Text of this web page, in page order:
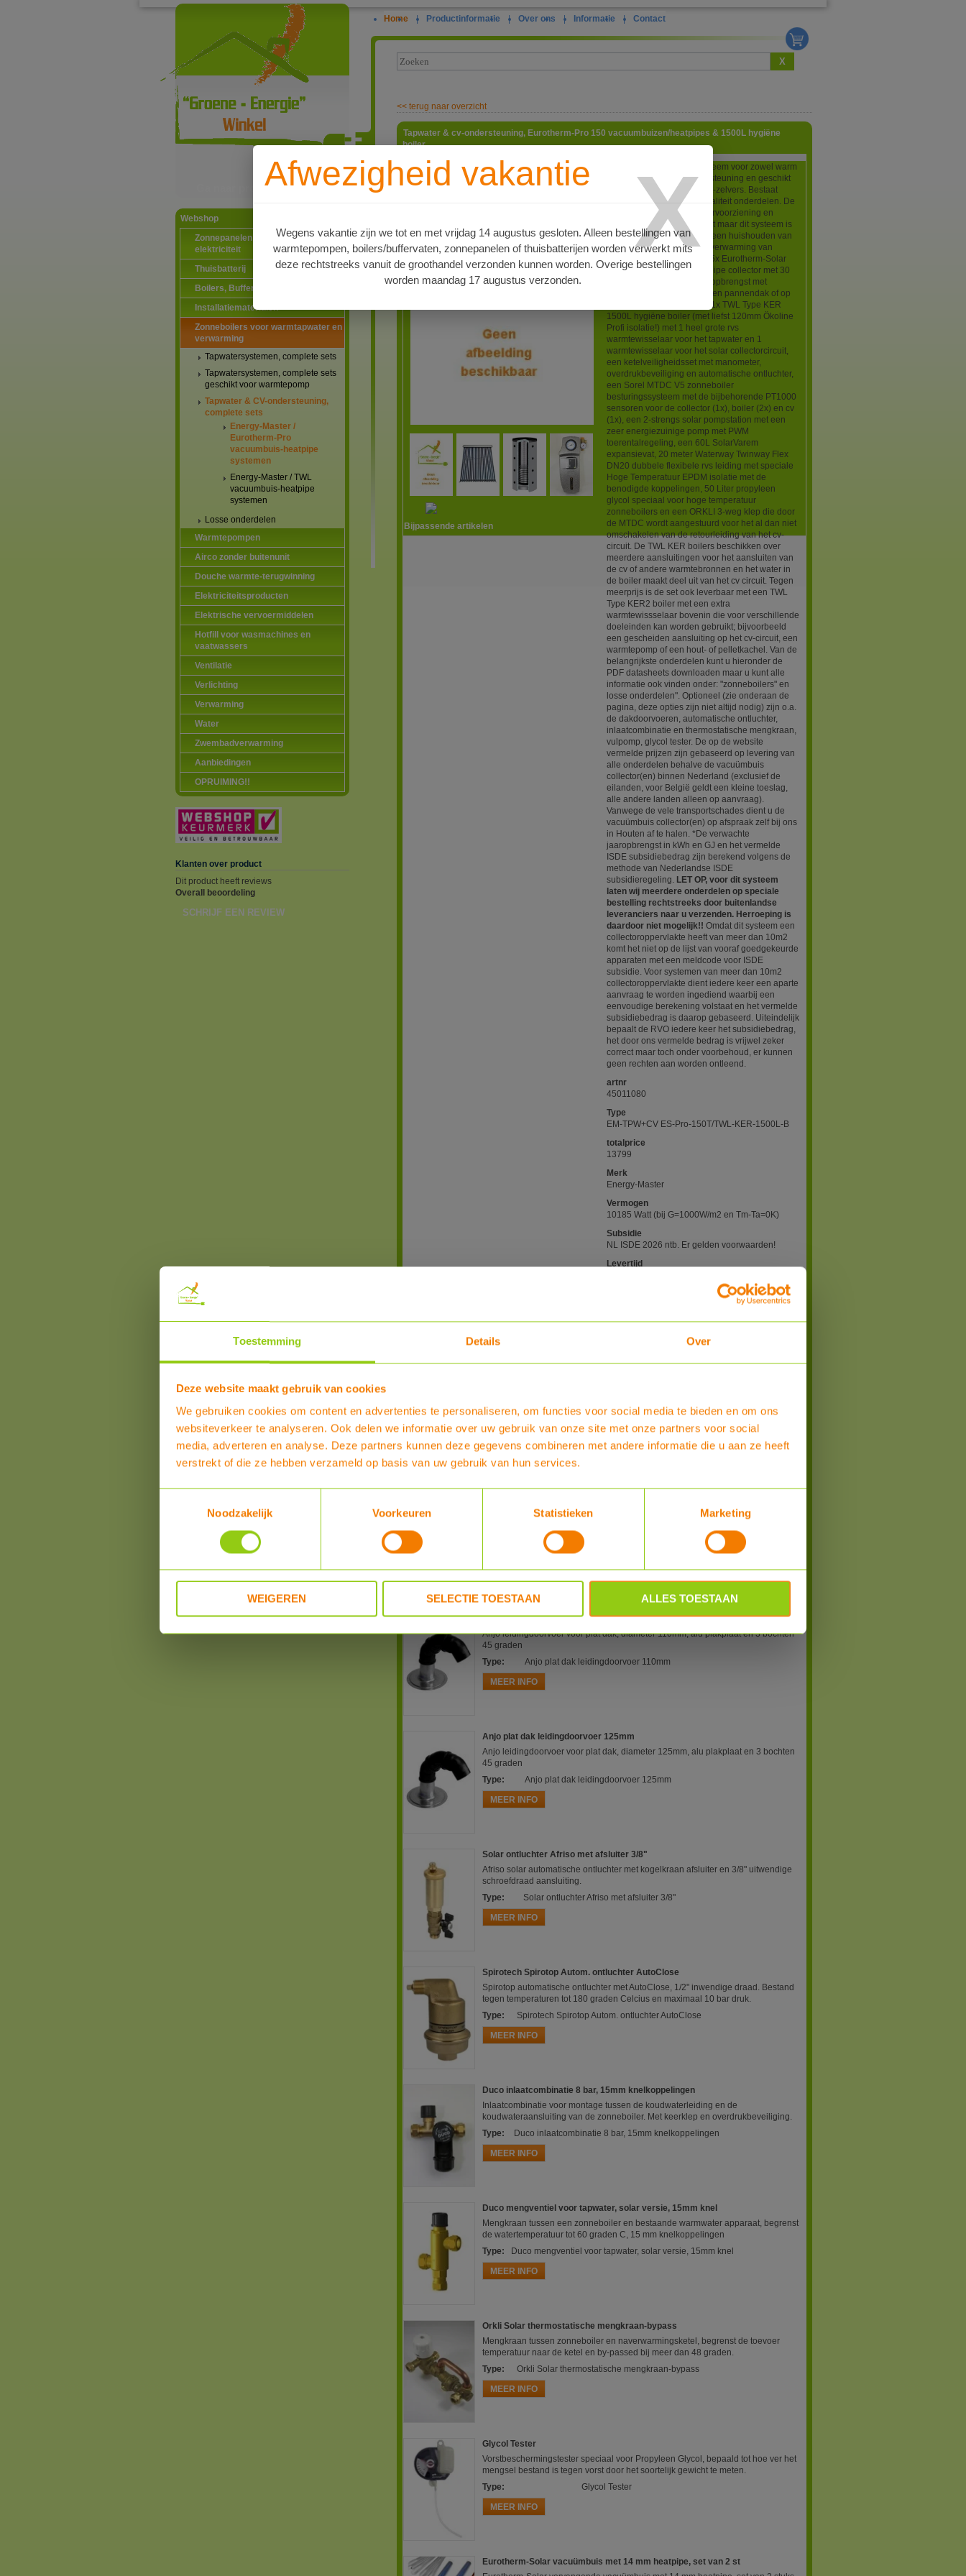
Toestemming Details Over
Deze website maakt gebruik van cookies
We gebruiken cookies om content en advertenties te personaliseren, om functies voor social media te bieden en om ons
websiteverkeer te analyseren. Ook delen we informatie over uw gebruik van onze site met onze partners voor social
media, adverteren en analyse. Deze partners kunnen deze gegevens combineren met andere informatie die u aan ze heeft
verstrekt of die ze hebben verzameld op basis van uw gebruik van hun services.
Noodzakelijk
Voorkeuren Statistieken Marketing
WEIGEREN SELECTIE TOESTAAN ALLES TOESTAAN
Ga naar productinformatie
Webshop
Zonnepanelen PV-systemen
elektriciteit
Thuisbatterij
Boilers, Buffervaten en toebehoren
Installatiematerialen
Zonneboilers voor warmtapwater en
verwarming
Tapwatersystemen, complete sets
Tapwatersystemen, complete sets
geschikt voor warmtepomp
Tapwater & CV-ondersteuning,
complete sets
Energy-Master /
Eurotherm-Pro
vacuumbuis-heatpipe
systemen
Energy-Master / TWL
vacuumbuis-heatpipe
systemen
Losse onderdelen
Warmtepompen
Airco zonder buitenunit
Douche warmte-terugwinning
Elektriciteitsproducten
Elektrische vervoermiddelen
Hotfill voor wasmachines en
vaatwassers
Ventilatie
Verlichting
Verwarming
Water
Zwembadverwarming
Aanbiedingen
OPRUIMING!!
Klanten over product
Dit product heeft reviews
Overall beoordeling
SCHRIJF EEN REVIEW
Home | Productinformatie | Over ons | Informatie | Contact
X
Afwezigheid vakantie X
Wegens vakantie zijn we tot en met vrijdag 14 augustus gesloten. Alleen bestellingen van
warmtepompen, boilers/buffervaten, zonnepanelen of thuisbatterijen worden verwerkt mits
deze rechtstreeks vanuit de groothandel verzonden kunnen worden. Overige bestellingen
worden maandag 17 augustus verzonden.
<< terug naar overzicht
Tapwater & cv-ondersteuning, Eurotherm-Pro 150 vacuumbuizen/heatpipes & 1500L hygiëne
boiler.
Compleet zonneboiler-systeem voor zowel warm
tapwater als voor cv-ondersteuning en geschikt
voor montage door doe-het-zelvers. Bestaat
geheel uit Europese topkwaliteit onderdelen. De
verhouding tussen tapwatervoorziening en
vloerverwarming is niet vast maar dit systeem is
bijvoorbeeld geschikt voor een huishouden van
5-6 personen en een vloerverwarming van
150m2. De set bestaat uit: 5x Eurotherm-Solar
Pro-30R vacuumbuis/heatpipe collector met 30
buizen met een zeer hoge opbrengst met
montagesysteem voor op een pannendak of op
een plat dak (naar keuze), 1x TWL Type KER
1500L hygiëne boiler (met liefst 120mm Ökoline
Profi isolatie!) met 1 heel grote rvs
warmtewisselaar voor het tapwater en 1
warmtewisselaar voor het solar collectorcircuit,
een ketelveiligheidsset met manometer,
overdrukbeveiliging en automatische ontluchter,
een Sorel MTDC V5 zonneboiler
besturingssysteem met de bijbehorende PT1000
sensoren voor de collector (1x), boiler (2x) en cv
(1x), een 2-strengs solar pompstation met een
zeer energiezuinige pomp met PWM
toerentalregeling, een 60L SolarVarem
expansievat, 20 meter Waterway Twinway Flex
DN20 dubbele flexibele rvs leiding met speciale
Hoge Temperatuur EPDM isolatie met de
benodigde koppelingen, 50 Liter propyleen
glycol speciaal voor hoge temperatuur
zonneboilers en een ORKLI 3-weg klep die door
de MTDC wordt aangestuurd voor het al dan niet
omschakelen van de retourleiding van het cv-
circuit. De TWL KER boilers beschikken over
meerdere aansluitingen voor het aansluiten van
de cv of andere warmtebronnen en het water in
de boiler maakt deel uit van het cv circuit. Tegen
meerprijs is de set ook leverbaar met een TWL
Type KER2 boiler met een extra
warmtewissselaar bovenin die voor verschillende
doeleinden kan worden gebruikt; bijvoorbeeld
een gescheiden aansluiting op het cv-circuit, een
warmtepomp of een hout- of pelletkachel. Van de
belangrijkste onderdelen kunt u hieronder de
PDF datasheets downloaden maar u kunt alle
informatie ook vinden onder: "zonneboilers" en
losse onderdelen". Optioneel (zie onderaan de
pagina, deze opties zijn niet altijd nodig) zijn o.a.
de dakdoorvoeren, automatische ontluchter,
inlaatcombinatie en thermostatische mengkraan,
vulpomp, glycol tester. De op de website
vermelde prijzen zijn gebaseerd op levering van
alle onderdelen behalve de vacuümbuis
collector(en) binnen Nederland (exclusief de
eilanden, voor België geldt een kleine toeslag,
alle andere landen alleen op aanvraag).
Vanwege de vele transportschades dient u de
vacuümbuis collector(en) op afspraak zelf bij ons
in Houten af te halen. *De verwachte
jaaropbrengst in kWh en GJ en het vermelde
ISDE subsidiebedrag zijn berekend volgens de
methode van Nederlandse ISDE
subsidieregeling. LET OP, voor dit systeem
laten wij meerdere onderdelen op speciale
bestelling rechtstreeks door buitenlandse
leveranciers naar u verzenden. Herroeping is
daardoor niet mogelijk!!Omdat dit systeem een
collectoroppervlakte heeft van meer dan 10m2
komt het niet op de lijst van vooraf goedgekeurde
apparaten met een meldcode voor ISDE
subsidie. Voor systemen van meer dan 10m2
collectoroppervlakte dient iedere keer een aparte
aanvraag te worden ingediend waarbij een
eenvoudige berekening volstaat en het vermelde
subsidiebedrag is daarop gebaseerd. Uiteindelijk
bepaalt de RVO iedere keer het subsidiebedrag,
het door ons vermelde bedrag is vrijwel zeker
correct maar toch onder voorbehoud, er kunnen
geen rechten aan worden ontleend.
artnr
45011080
Type
EM-TPW+CV ES-Pro-150T/TWL-KER-1500L-B
totalprice
13799
Merk
Energy-Master
Vermogen
10185 Watt (bij G=1000W/m2 en Tm-Ta=0K)
Subsidie
NL ISDE 2026 ntb. Er gelden voorwaarden!
Levertijd
PDF 4
Bijpassende artikelen
Professionele Klöber kunststof pannendak dakdoorvoer, afmetingen 45x39cm voor
Klöber Venduct dakpandoorvoer, standaard, antraciet/zwart
Anjo plat dak leidingdoorvoer 110mm
Anjo leidingdoorvoer voor plat dak, diameter 110mm, alu plakplaat en 3 bochten
45 graden
Type:
Anjo plat dak leidingdoorvoer 110mm
MEER INFO
Anjo plat dak leidingdoorvoer 125mm
Anjo leidingdoorvoer voor plat dak, diameter 125mm, alu plakplaat en 3 bochten
45 graden
Type:
Anjo plat dak leidingdoorvoer 125mm
MEER INFO
Solar ontluchter Afriso met afsluiter 3/8"
Afriso solar automatische ontluchter met kogelkraan afsluiter en 3/8" uitwendige
schroefdraad aansluiting.
Type:
Solar ontluchter Afriso met afsluiter 3/8"
MEER INFO
Spirotech Spirotop Autom. ontluchter AutoClose
Spirotop automatische ontluchter met AutoClose, 1/2" inwendige draad. Bestand
tegen temperaturen tot 180 graden Celcius en maximaal 10 bar druk.
Type:
Spirotech Spirotop Autom. ontluchter AutoClose
MEER INFO
Duco inlaatcombinatie 8 bar, 15mm knelkoppelingen
Inlaatcombinatie voor montage tussen de koudwaterleiding en de
koudwateraansluiting van de zonneboiler. Met keerklep en overdrukbeveiliging.
Type:
Duco inlaatcombinatie 8 bar, 15mm knelkoppelingen
MEER INFO
Duco mengventiel voor tapwater, solar versie, 15mm knel
Mengkraan tussen een zonneboiler en bestaande warmwater apparaat, begrenst
de watertemperatuur tot 60 graden C, 15 mm knelkoppelingen
Type:
Duco mengventiel voor tapwater, solar versie, 15mm knel
MEER INFO
Orkli Solar thermostatische mengkraan-bypass
Mengkraan tussen zonneboiler en naverwarmingsketel, begrenst de toevoer
temperatuur naar de ketel en by-passed bij meer dan 48 graden.
Type:
Orkli Solar thermostatische mengkraan-bypass
MEER INFO
Glycol Tester
Vorstbeschermingstester speciaal voor Propyleen Glycol, bepaald tot hoe ver het
mengsel bestand is tegen vorst door het soortelijk gewicht te meten.
Type:
Glycol Tester
MEER INFO
Eurotherm-Solar vacuümbuis met 14 mm heatpipe, set van 2 st